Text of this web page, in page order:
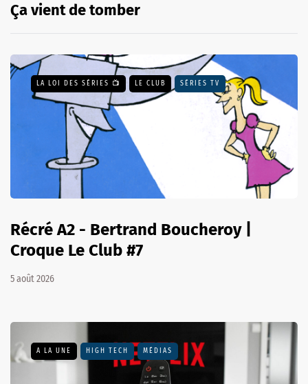
Ça vient de tomber
LA LOI DES SÉRIES 📺 LE CLUB SÉRIES TV
Récré A2 - Bertrand Boucheroy |
Croque Le Club #7
5 août 2026
A LA UNE HIGH TECH MÉDIAS